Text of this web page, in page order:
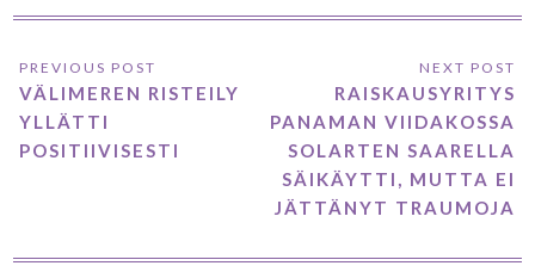
VÄLIMEREN RISTEILY
YLLÄTTI
POSITIIVISESTI
RAISKAUSYRITYS
PANAMAN VIIDAKOSSA
SOLARTEN SAARELLA
SÄIKÄYTTI, MUTTA EI
JÄTTÄNYT TRAUMOJA